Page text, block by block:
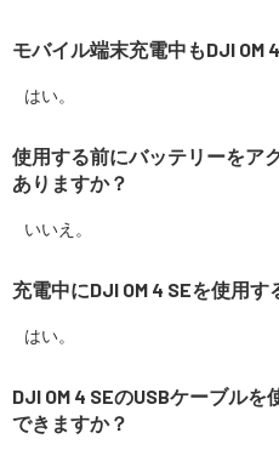
モバイル端末充電中もDJI OM
はい。
使用する前にバッテリーをア
ありますか？
いいえ。
充電中にDJI OM 4 SEを使用
はい。
DJI OM 4 SEのUSBケーブル
できますか？